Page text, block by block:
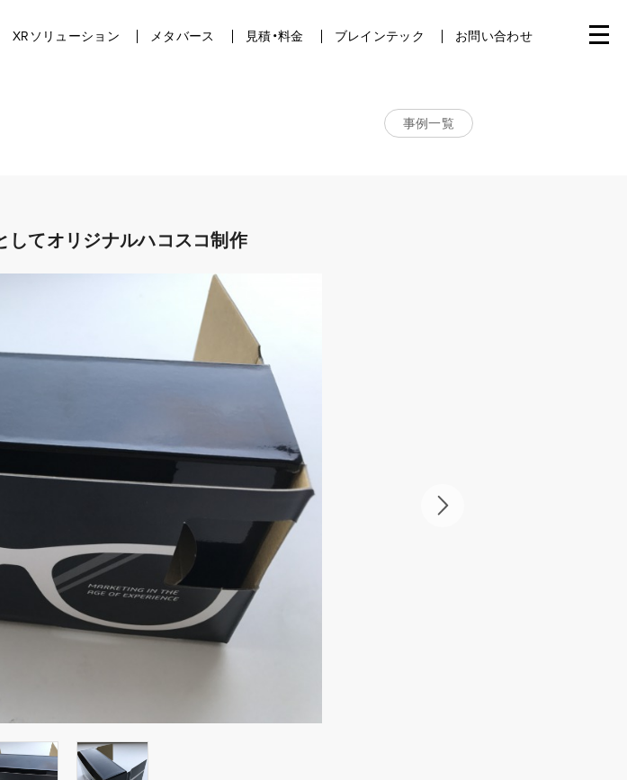
XRソリューション メタバース 見積・料金 ブレインテック お問い合わせ
事例一覧
してオリジナルハコスコ制作